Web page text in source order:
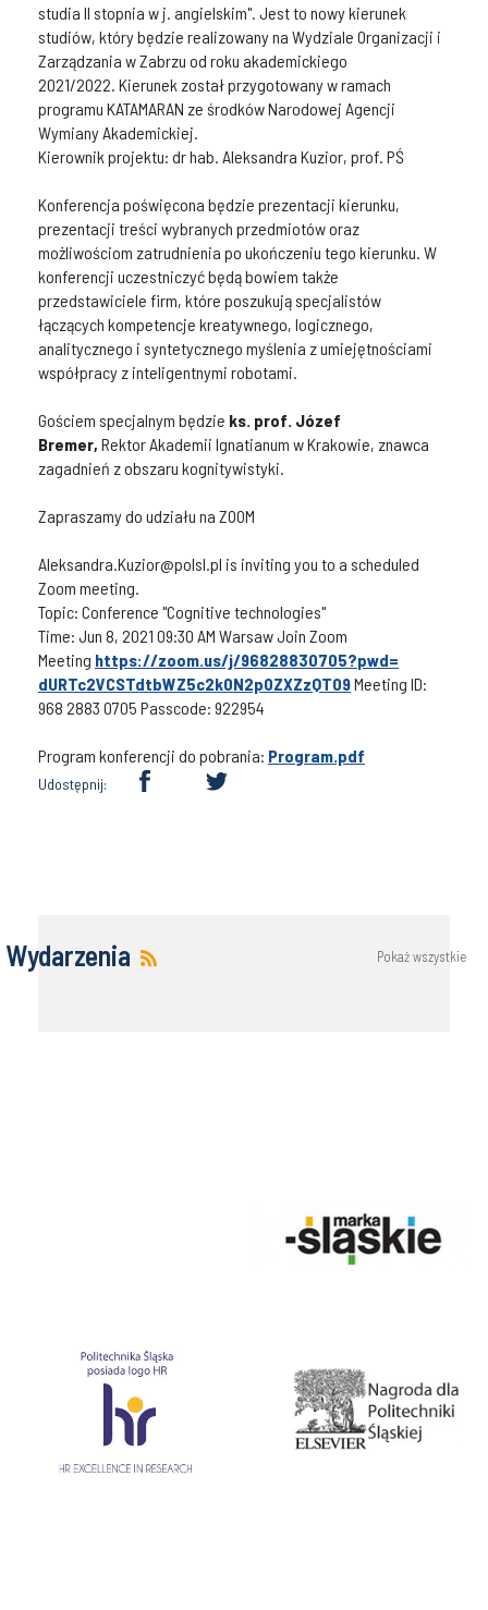
studia II stopnia w j. angielskim". Jest to nowy kierunek
studiów, który będzie realizowany na Wydziale Organizacji i
Zarządzania w Zabrzu od roku akademickiego
2021/2022. Kierunek został przygotowany w ramach
programu KATAMARAN ze środków Narodowej Agencji
Wymiany Akademickiej.
Kierownik projektu: dr hab. Aleksandra Kuzior, prof. PŚ
Konferencja poświęcona będzie prezentacji kierunku,
prezentacji treści wybranych przedmiotów oraz
możliwościom zatrudnienia po ukończeniu tego kierunku. W
konferencji uczestniczyć będą bowiem także
przedstawiciele firm, które poszukują specjalistów
łączących kompetencje kreatywnego, logicznego,
analitycznego i syntetycznego myślenia z umiejętnościami
współpracy z inteligentnymi robotami.
Gościem specjalnym będzie ks. prof. Józef
Bremer, Rektor Akademii Ignatianum w Krakowie, znawca
zagadnień z obszaru kognitywistyki.
Zapraszamy do udziału na ZOOM
Aleksandra.Kuzior@polsl.pl is inviting you to a scheduled
Zoom meeting.
Topic: Conference "Cognitive technologies"
Time: Jun 8, 2021 09:30 AM Warsaw Join Zoom
Meeting https://zoom.us/j/96828830705?pwd=
dURTc2VCSTdtbWZ5c2k0N2p0ZXZzQT09Meeting ID:
968 2883 0705 Passcode: 922954
Program konferencji do pobrania: Program.pdf
Udostępnij:
Wydarzenia Pokaż wszystkie